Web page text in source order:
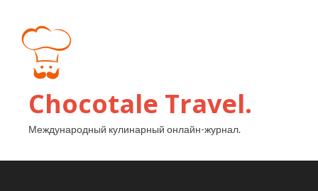
Chocotale Travel.
Международный кулинарный онлайн-журнал.